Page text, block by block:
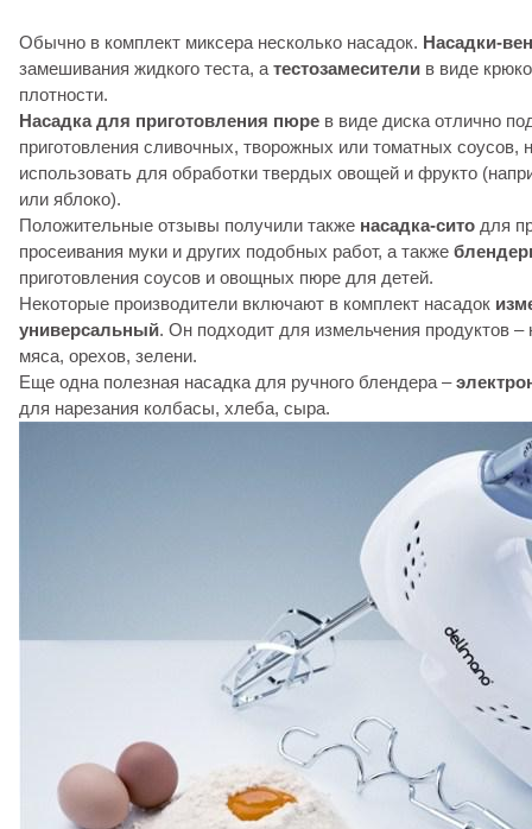
Обычно в комплект миксера несколько насадок. Насадки-
замешивания жидкого теста, а тестозамесители в виде
плотности.
Насадка для приготовления пюре в виде диска отлично
приготовления сливочных, творожных или томатных соусов,
использовать для обработки твердых овощей и фрукто
или яблоко).
Положительные отзывы получили также насадка-сито для
просеивания муки и других подобных работ, а также
приготовления соусов и овощных пюре для детей.
Некоторые производители включают в комплект насадок
универсальный. Он подходит для измельчения продуктов –
мяса, орехов, зелени.
Еще одна полезная насадка для ручного блендера –
для нарезания колбасы, хлеба, сыра.